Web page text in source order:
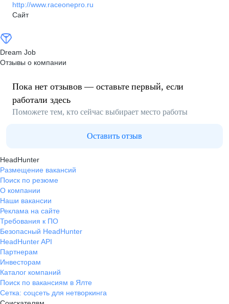
http://www.raceonepro.ru
Сайт
Dream Job
Отзывы о компании
Пока нет отзывов — оставьте первый, если
работали здесь
Поможете тем, кто сейчас выбирает место работы
Оставить отзыв
HeadHunter
Размещение вакансий
Поиск по резюме
О компании
Наши вакансии
Реклама на сайте
Требования к ПО
Безопасный HeadHunter
HeadHunter API
Партнерам
Инвесторам
Каталог компаний
Поиск по вакансиям в Ялте
Сетка: соцсеть для нетворкинга